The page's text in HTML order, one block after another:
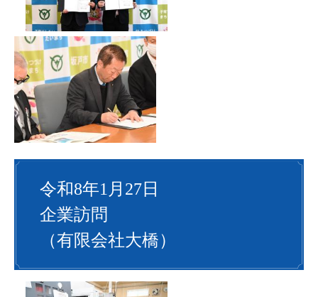
令和8年1月27日
企業訪問
（有限会社大橋）